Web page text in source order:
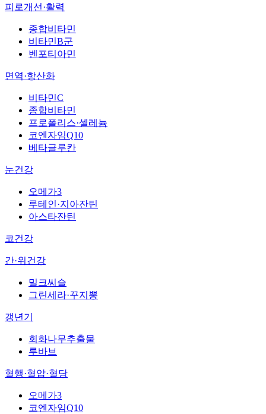
피로개선·활력
종합비타민
비타민B군
벤포티아민
면역·항산화
비타민C
종합비타민
프로폴리스·셀레늄
코엔자임Q10
베타글루칸
눈건강
오메가3
루테인·지아잔틴
아스타잔틴
코건강
간·위건강
밀크씨슬
그린세라·꾸지뽕
갱년기
회화나무추출물
루바브
혈행·혈압·혈당
오메가3
코엔자임Q10